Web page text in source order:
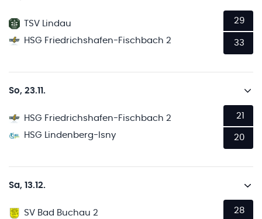
TSV Lindau
HSG Friedrichshafen-Fischbach 2
29
33
So, 23.11.
HSG Friedrichshafen-Fischbach 2
HSG Lindenberg-Isny
21
20
Sa, 13.12.
SV Bad Buchau 2
28